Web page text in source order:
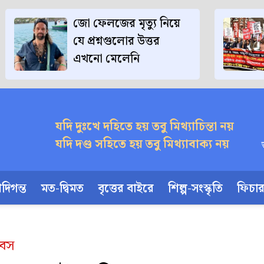
জো ফেলজের মৃত্যু নিয়ে
যে প্রশ্নগুলোর উত্তর
এখনো মেলেনি
যদি দুঃখে দহিতে হয় তবু মিথ্যাচিন্তা নয়
যদি দণ্ড সহিতে হয় তবু মিথ্যাবাক্য নয়
মত-দ্বিমত বৃত্তের বাইরে শিল্প-সংস্কৃতি ফিচার